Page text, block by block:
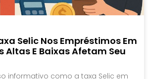
Selic Nos Empréstimos Em
Altas E Baixas Afetam Seu
informativo como a taxa Selic em